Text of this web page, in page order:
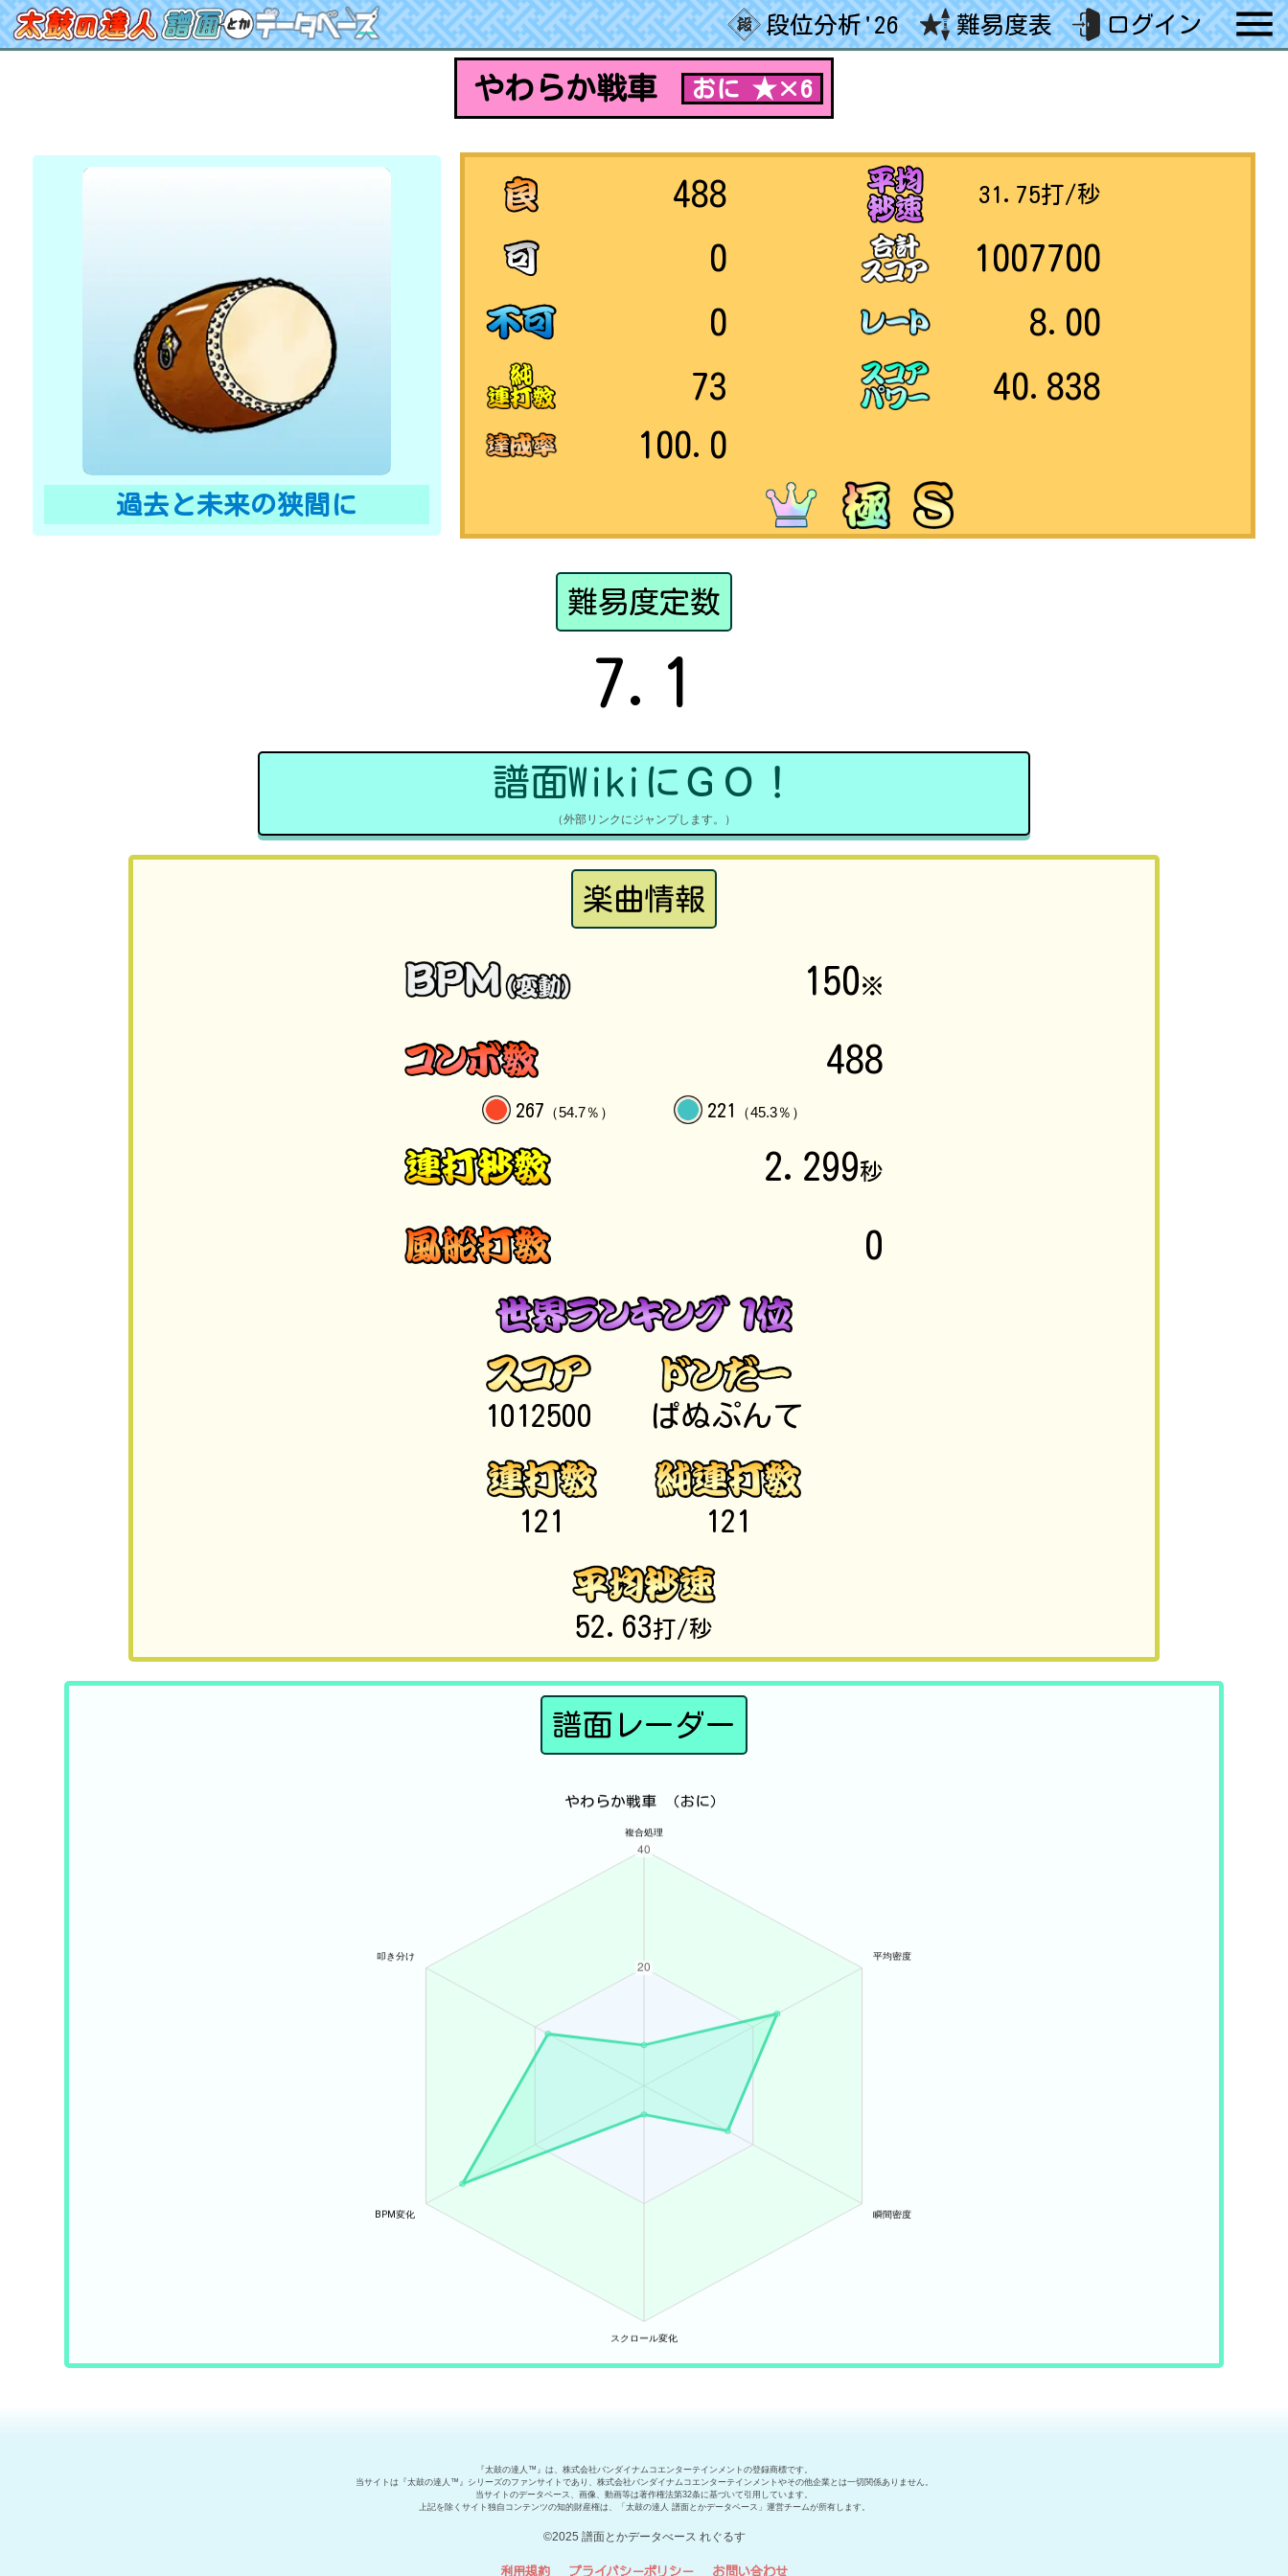
段位分析'26 難易度表 ログイン
やわらか戦車 おに ★×6
過去と未来の狭間に
488
0
0
73
100.0
31.75打/秒
1007700
8.00
40.838
難易度定数
7.1
譜面WikiにＧＯ！
（外部リンクにジャンプします。）
楽曲情報
150※
488
267 （54.7％） 221 （45.3％）
2.299秒
0
1012500 ぱぬぷんて
121 121
52.63打/秒
譜面レーダー
『太鼓の達人™』は、株式会社バンダイナムコエンターテインメントの登録商標です。
当サイトは『太鼓の達人™』シリーズのファンサイトであり、株式会社バンダイナムコエンターテインメントやその他企業とは一切関係ありません。
当サイトのデータベース、画像、動画等は著作権法第32条に基づいて引用しています。
上記を除くサイト独自コンテンツの知的財産権は、「太鼓の達人 譜面とかデータベース」運営チームが所有します。
©2025 譜面とかデータべース れぐるす
利用規約 プライバシーポリシー お問い合わせ